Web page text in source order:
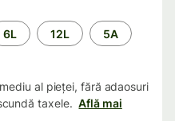
6L 12L 5A
al pieței, fără adaosuri
taxele. Află mai